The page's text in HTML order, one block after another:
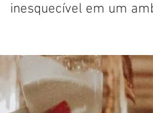
inesquecível em um